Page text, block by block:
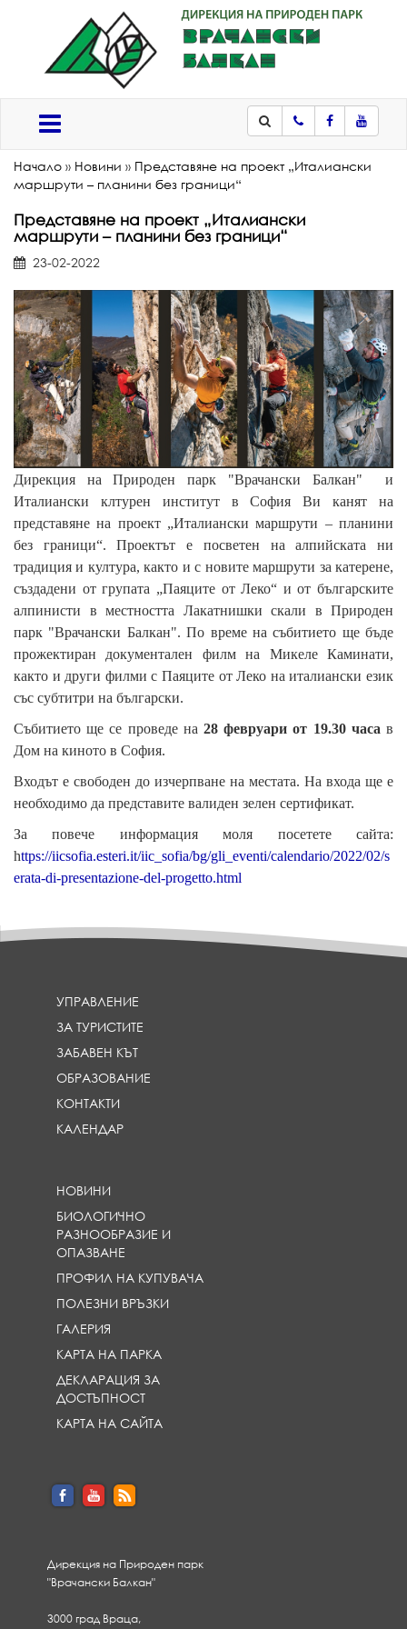
ТелефонFacebook
Начало » Новини » Представяне на проект „Италиански
маршрути – планини без граници“
Представяне на проект „Италиански
маршрути – планини без граници“
23-02-2022
Дирекция на Природен парк "Врачански Балкан" и
Италиански клтурен институт в София Ви канят на
представяне на проект „Италиански маршрути – планини
без граници“. Проектът е посветен на алпийската ни
традиция и култура, както и с новите маршрути за катерене,
създадени от групата „Паяците от Леко“ и от българските
алпинисти в местността Лакатнишки скали в Природен
парк "Врачански Балкан". По време на събитието ще бъде
прожектиран документален филм на Микеле Каминати,
както и други филми с Паяците от Леко на италиански език
със субтитри на български.
Събитието ще се проведе на 28 февруари от 19.30 часа в
Дом на киното в София.
Входът е свободен до изчерпване на местата. На входа ще е
необходимо да представите валиден зелен сертификат.
За повече информация моля посетете сайта:
https://iicsofia.esteri.it/iic_sofia/bg/gli_eventi/calendario/2022/02/s
erata-di-presentazione-del-progetto.html
УПРАВЛЕНИЕ
ЗА ТУРИСТИТЕ
ЗАБАВЕН КЪТ
ОБРАЗОВАНИЕ
КОНТАКТИ
КАЛЕНДАР
НОВИНИ
БИОЛОГИЧНО
РАЗНООБРАЗИЕ И
ОПАЗВАНЕ
ПРОФИЛ НА КУПУВАЧА
ПОЛЕЗНИ ВРЪЗКИ
ГАЛЕРИЯ
КАРТА НА ПАРКА
ДЕКЛАРАЦИЯ ЗА
ДОСТЪПНОСТ
КАРТА НА САЙТА
Дирекция на Природен парк
"Врачански Балкан"
3000 град Враца,